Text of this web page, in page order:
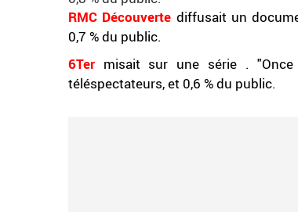
RMC Découverte diffusait un
0,7 % du public.
6Ter misait sur une série .
téléspectateurs, et 0,6 % du public.